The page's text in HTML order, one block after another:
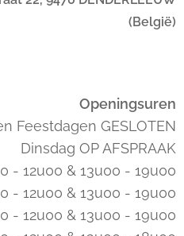
(België)
Openingsuren
Feestdagen GESLOTEN
Dinsdag OP AFSPRAAK
- 12u00 & 13u00 - 19u00
- 12u00 & 13u00 - 19u00
- 12u00 & 13u00 - 19u00